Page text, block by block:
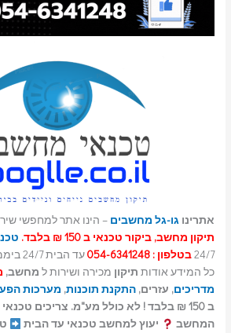
גל מחשבים– הינו אתר למחפשי שירות עבור
טכנאי ב 150 ₪ בלבד.
טכנאי מחשבים,
עד הבית 24/7 ביממה.
תיקוןמכירה ושירות למחשב,מעבדת מחשב
התקנת תוכנות,מערכות הפעלהועוד.
טכנאי ל
יעוץ למחשב טכנאי עד הבית
טכנאי